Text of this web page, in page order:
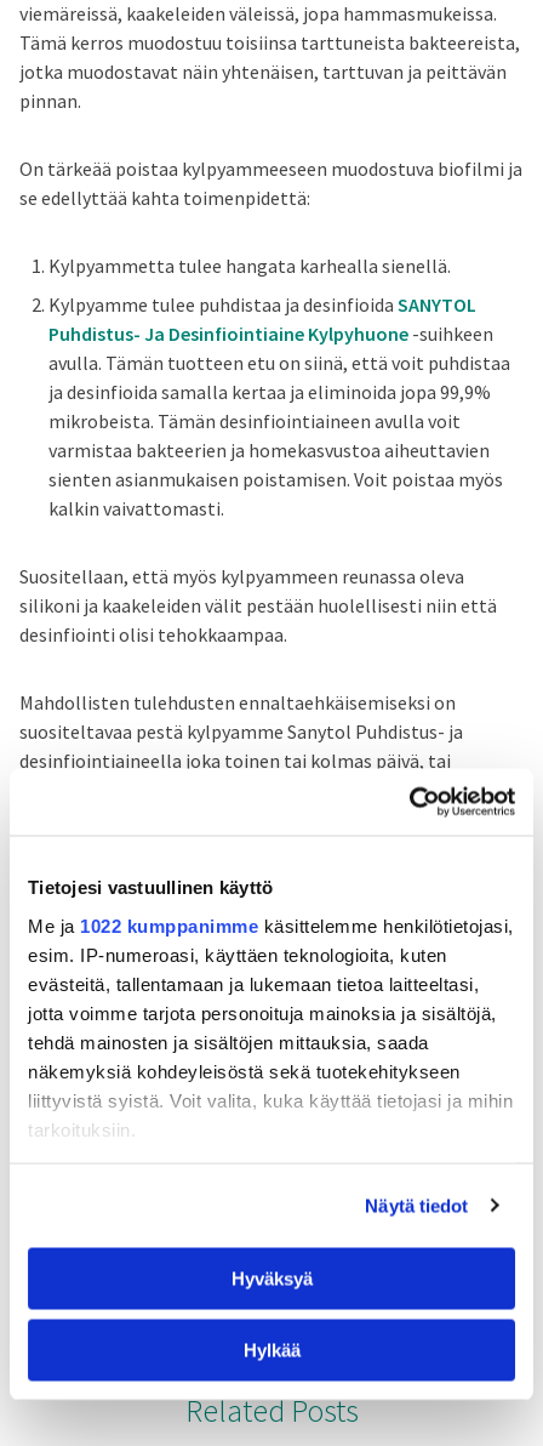
Tietojesi vastuullinen käyttö
Me ja 1022 kumppanimme käsittelemme henkilötietojasi,
esim. IP-numeroasi, käyttäen teknologioita, kuten
evästeitä, tallentamaan ja lukemaan tietoa laitteeltasi,
jotta voimme tarjota personoituja mainoksia ja sisältöjä,
tehdä mainosten ja sisältöjen mittauksia, saada
näkemyksiä kohdeyleisöstä sekä tuotekehitykseen
liittyvistä syistä. Voit valita, kuka käyttää tietojasi ja mihin
tarkoituksiin.
Kerätä tietoja maantieteellisestä sijainnistasi,
mahdollisesti muutaman metrin tarkkuudella
Tunnistaa laitteesi skannaamalla sen
ominaispiirteitä aktiivisesti (sormenjäljen
voit määrittää asetuksesitiedot-osiossa. Voit muuttaa
Näytä tiedot
Hyväksyä
Hylkää
viemäreissä, kaakeleiden väleissä, jopa hammasmukeissa.
Tämä kerros muodostuu toisiinsa tarttuneista bakteereista,
jotka muodostavat näin yhtenäisen, tarttuvan ja peittävän
pinnan.
On tärkeää poistaa kylpyammeeseen muodostuva biofilmi ja
se edellyttää kahta toimenpidettä:
Kylpyammetta tulee hangata karhealla sienellä.
Kylpyamme tulee puhdistaa ja desinfioida SANYTOL
Puhdistus- Ja Desinfiointiaine Kylpyhuone -suihkeen
avulla. Tämän tuotteen etu on siinä, että voit puhdistaa
ja desinfioida samalla kertaa ja eliminoida jopa 99,9%
mikrobeista. Tämän desinfiointiaineen avulla voit
varmistaa bakteerien ja homekasvustoa aiheuttavien
sienten asianmukaisen poistamisen. Voit poistaa myös
kalkin vaivattomasti.
Suositellaan, että myös kylpyammeen reunassa oleva
silikoni ja kaakeleiden välit pestään huolellisesti niin että
desinfiointi olisi tehokkaampaa.
Mahdollisten tulehdusten ennaltaehkäisemiseksi on
suositeltavaa pestä kylpyamme Sanytol Puhdistus- ja
desinfiointiaineella joka toinen tai kolmas päivä, tai
You'll may be interested
Related Posts